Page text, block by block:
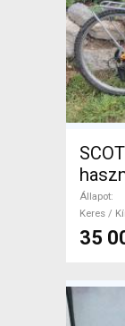
Állapot
Keres /
35